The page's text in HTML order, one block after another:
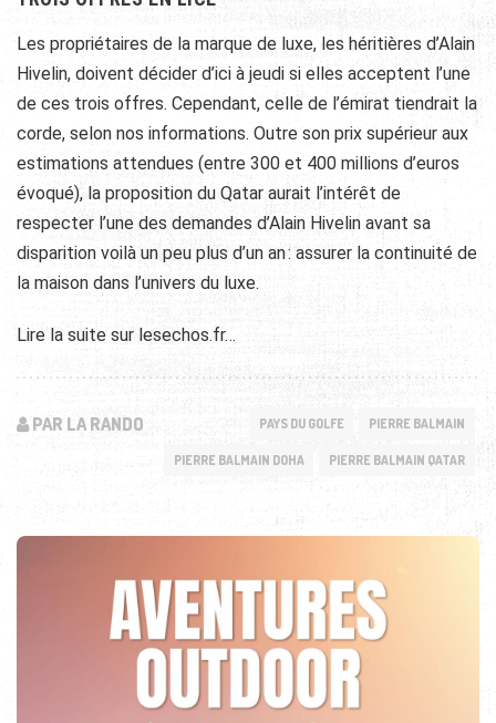
Les propriétaires de la marque de luxe, les héritières d’Alain
Hivelin, doivent décider d’ici à jeudi si elles acceptent l’une
de ces trois offres. Cependant, celle de l’émirat tiendrait la
corde, selon nos informations. Outre son prix supérieur aux
estimations attendues (entre 300 et 400 millions d’euros
évoqué), la proposition du Qatar aurait l’intérêt de
respecter l’une des demandes d’Alain Hivelin avant sa
disparition voilà un peu plus d’un an : assurer la continuité de
la maison dans l’univers du luxe.
Lire la suite sur lesechos.fr…
PAR LA RANDO PAYS DU GOLFE PIERRE BALMAIN
PIERRE BALMAIN DOHA PIERRE BALMAIN QATAR